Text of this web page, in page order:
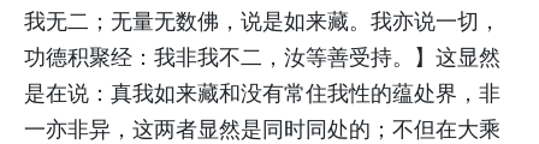
我无二；无量无数佛，说是如来藏。我亦说一切，
功德积聚经：我非我不二，汝等善受持。】这显然
是在说：真我如来藏和没有常住我性的蕴处界，非
一亦非异，这两者显然是同时同处的；不但在大乘